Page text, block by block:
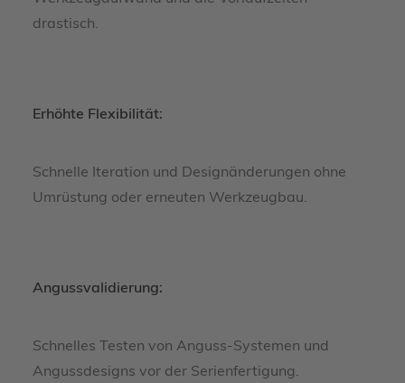
drastisch.
Erhöhte Flexibilität:
Schnelle Iteration und Designänderungen ohne
Umrüstung oder erneuten Werkzeugbau.
Angussvalidierung:
Schnelles Testen von Anguss-Systemen und
Angussdesigns vor der Serienfertigung.